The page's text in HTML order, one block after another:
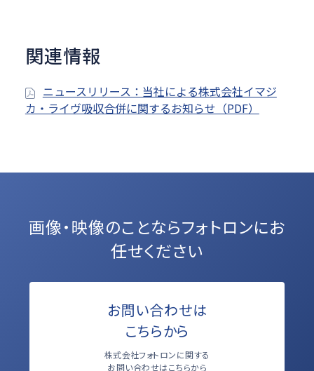
関連情報
ニュースリリース：当社による株式会社イマジ
カ・ライヴ吸収合併に関するお知らせ（PDF）
画像・映像のことならフォトロンにお
任せください
お問い合わせは
こちらから
株式会社フォトロンに関する
お問い合わせはこちらから